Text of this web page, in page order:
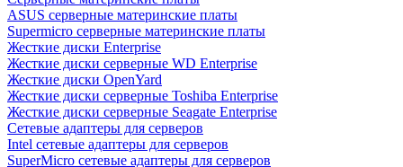
ASUS серверные материнские платы
Supermicro серверные материнские платы
Жесткие диски Enterprise
Жесткие диски серверные WD Enterprise
Жесткие диски OpenYard
Жесткие диски серверные Toshiba Enterprise
Жесткие диски серверные Seagate Enterprise
Сетевые адаптеры для серверов
Intel сетевые адаптеры для серверов
SuperMicro сетевые адаптеры для серверов